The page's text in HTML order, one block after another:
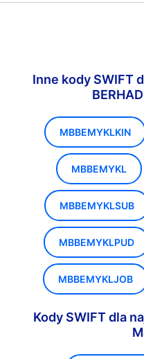
Inne kody SWIFT
MBBEMYKLKIN
MBBEMYKL
MBBEMYKLSUB
MBBEMYKLPUD
MBBEMYKLJOB
Kody SWIFT dla